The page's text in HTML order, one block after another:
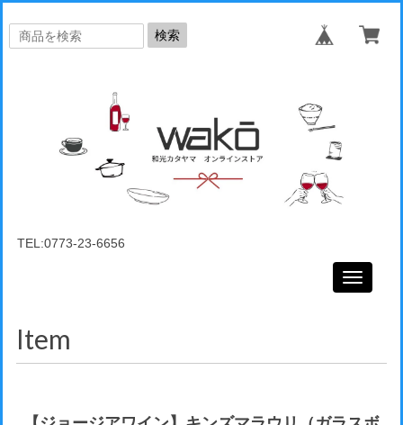
検索
TEL:0773-23-6656
Toggle
Item